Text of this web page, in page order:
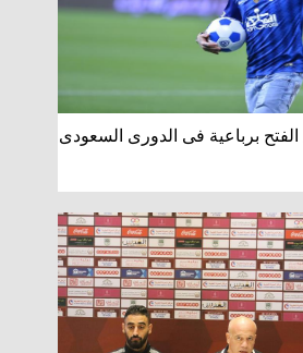
برباعية فى الدورى السعودى